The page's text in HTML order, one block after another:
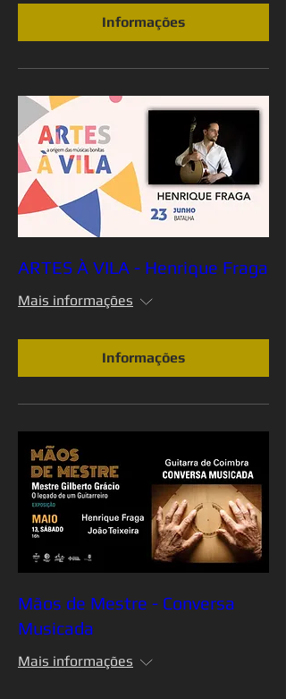
Informações
ARTES À VILA - Henrique Fraga
Mais informações
Informações
Mãos de Mestre - Conversa
Musicada
Mais informações